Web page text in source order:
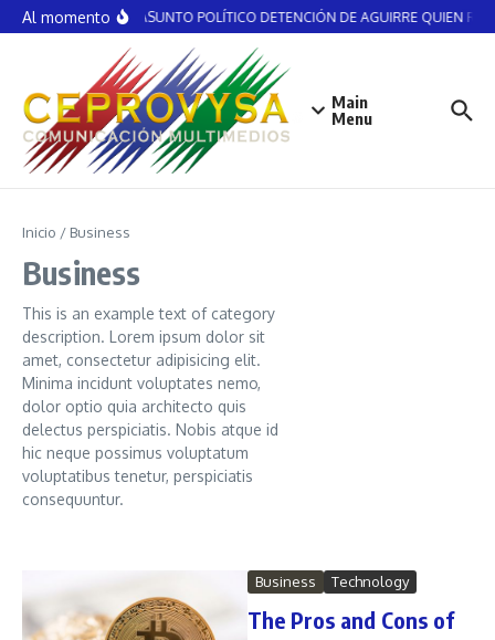
Saltar al contenido
Al momentoNO ES ASUNTO POLÍTICO DETENCIÓN DE AGUIRRE QUIEN
Main
Menu
Inicio / Business
Business
This is an example text of category
description. Lorem ipsum dolor sit
amet, consectetur adipisicing elit.
Minima incidunt voluptates nemo,
dolor optio quia architecto quis
delectus perspiciatis. Nobis atque id
hic neque possimus voluptatum
voluptatibus tenetur, perspiciatis
consequuntur.
Business Technology
The Pros and Cons of